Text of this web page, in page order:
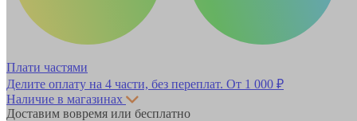
Плати частями
Делите оплату на 4 части, без переплат. От 1 000 ₽
Наличие в магазинах
Доставим вовремя или бесплатно